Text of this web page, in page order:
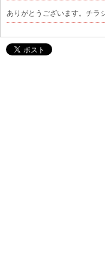
ありがとうございます。チラ